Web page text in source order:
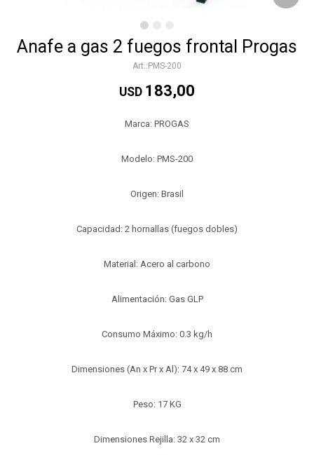
Anafe a gas 2 fuegos frontal Progas
PMS-200
USD 183,00
Marca: PROGAS
Modelo: PMS-200
Origen: Brasil
Capacidad: 2 hornallas (fuegos dobles)
Material: Acero al carbono
Alimentación: Gas GLP
Consumo Máximo: 0.3 kg/h
Dimensiones (An x Pr x Al): 74 x 49 x 88 cm
Peso: 17 KG
Dimensiones Rejilla: 32 x 32 cm